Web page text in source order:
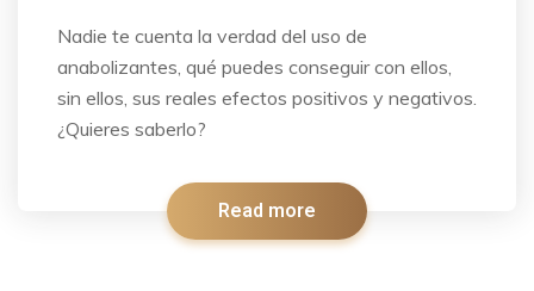
Nadie te cuenta la verdad del uso de
anabolizantes, qué puedes conseguir con ellos,
sin ellos, sus reales efectos positivos y negativos.
¿Quieres saberlo?
Read more